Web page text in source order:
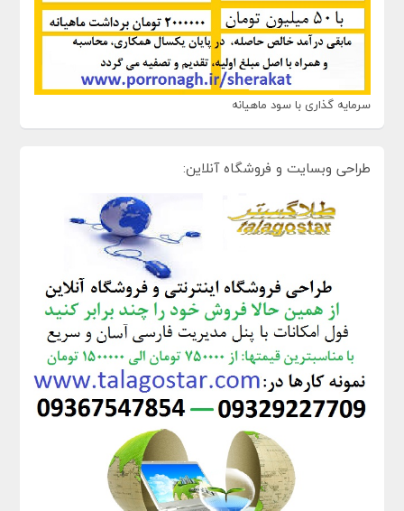
سرمایه گذاری با سود ماهیانه
طراحی وبسایت و فروشگاه آنلاین: